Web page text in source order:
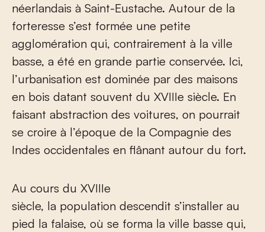
néerlandais à Saint-Eustache. Autour de la
forteresse s’est formée une petite
agglomération qui, contrairement à la ville
basse, a été en grande partie conservée. Ici,
l’urbanisation est dominée par des maisons
en bois datant souvent du XVIIIe siècle. En
faisant abstraction des voitures, on pourrait
se croire à l’époque de la Compagnie des
Indes occidentales en flânant autour du fort.
Au cours du XVIIIe
siècle, la population descendit s’installer au
pied la falaise, où se forma la ville basse qui,